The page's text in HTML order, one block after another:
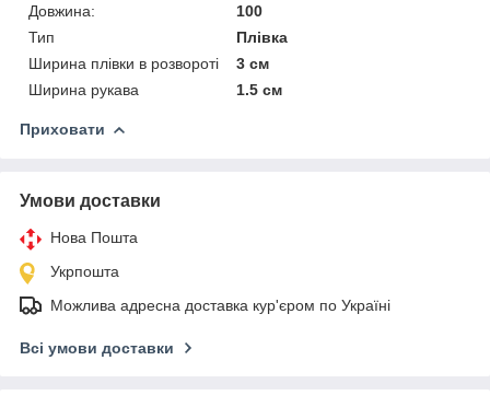
Довжина:
100
Тип
Плівка
Ширина плівки в розвороті
3 см
Ширина рукава
1.5 см
Приховати
Умови доставки
Нова Пошта
Укрпошта
Можлива адресна доставка кур'єром по Україні
Всі умови доставки